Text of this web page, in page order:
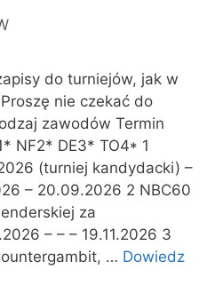
do turniejów, jak w
nie czekać do
zawodów Termin
NF2* DE3* TO4* 1
(turniej kandydacki) –
– 20.09.2026 2 NBC60
za
– – – 19.11.2026 3
… Dowiedz